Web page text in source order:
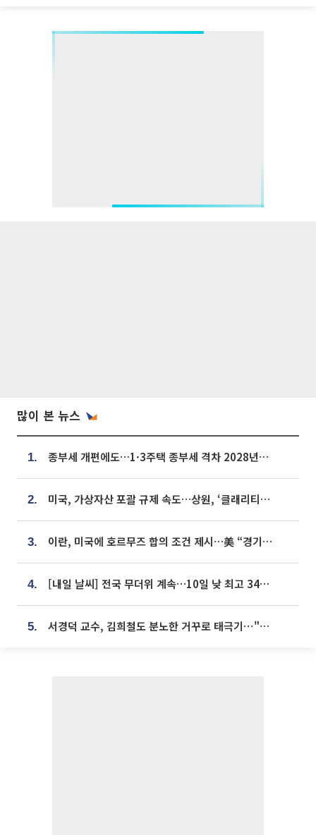
많이 본 뉴스
1. 종부세 개편에도…1·3주택 종부세 격차 2028년부터 확대
2. 미국, 가상자산 포괄 규제 속도…상원, ‘클래리티법’ 9월 절차투표 추진
3. 이란, 미국에 호르무즈 합의 조건 제시…美 “경기 아직 안 끝나” [종합]
4. [내일 날씨] 전국 무더위 계속…10일 낮 최고 34도 육박
5. 서경덕 교수, 김희철도 분노한 거꾸로 태극기⋯"엉터리는 아냐, 아쉬울 뿐"